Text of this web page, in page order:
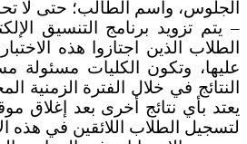
الجلوس، واسم الطالب؛ حتى لا
– يتم تزويد برنامج التنسيق
الطلاب الذين اجتازوا هذه
عليها، وتكون الكليات مسئولة
النتائج في خلال الفترة
يعتد بأي نتائج أخرى بعد إغلاق
لتسجيل الطلاب اللائقين في هذه